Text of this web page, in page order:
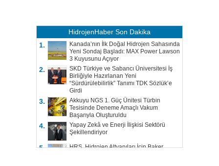
HidrojenHaber Son Dakika
1.
Kanada’nın İlk Doğal Hidrojen Sahasında
Yeni Sondaj Başladı: MAX Power Lawson
3 Kuyusunu Açıyor
2.
SKD Türkiye ve Sabancı Üniversitesi İş
Birliğiyle Hazırlanan Yeni
“Sürdürülebilirlik” Tanımı TDK Sözlük’e
Girdi
3.
Akkuyu NGS 1. Güç Ünitesi Türbin
Tesisinde Deneme Amaçlı Vakum
Başarıyla Oluşturuldu
4.
Yapay Zekâ ve Enerji İlişkisi Sektörü
Şekillendiriyor
5.
HRS, Hidrojen Altyapıları İçin Baker